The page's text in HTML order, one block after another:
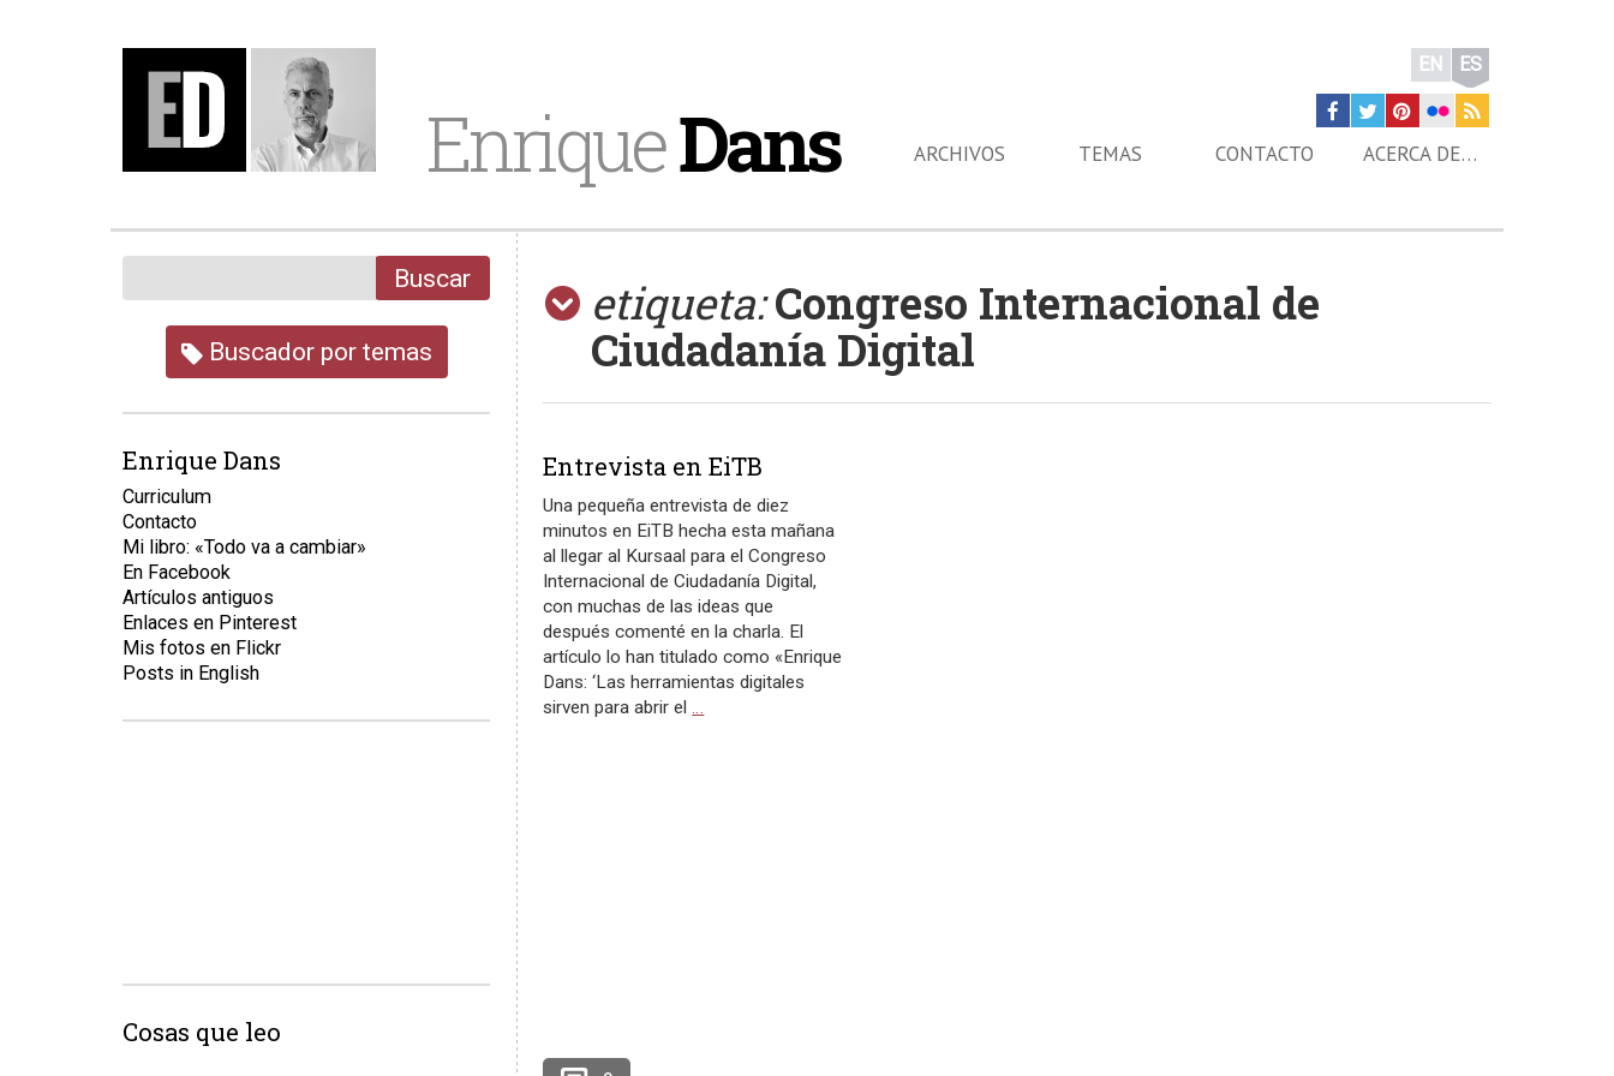
EnriqueDans
EN ES
ARCHIVOS TEMAS CONTACTO ACERCA DE…
etiqueta: Congreso Internacional de
Ciudadanía Digital
Entrevista en EiTB
Una pequeña entrevista de diez
minutos en EiTB hecha esta mañana
al llegar al Kursaal para el Congreso
Internacional de Ciudadanía Digital,
con muchas de las ideas que
después comenté en la charla. El
artículo lo han titulado como «Enrique
Dans: ‘Las herramientas digitales
sirven para abrir el…
Buscar
Buscador por temas
Enrique Dans
Curriculum
Contacto
Mi libro: «Todo va a cambiar»
En Facebook
Artículos antiguos
Enlaces en Pinterest
Mis fotos en Flickr
Posts in English
Cosas que leo